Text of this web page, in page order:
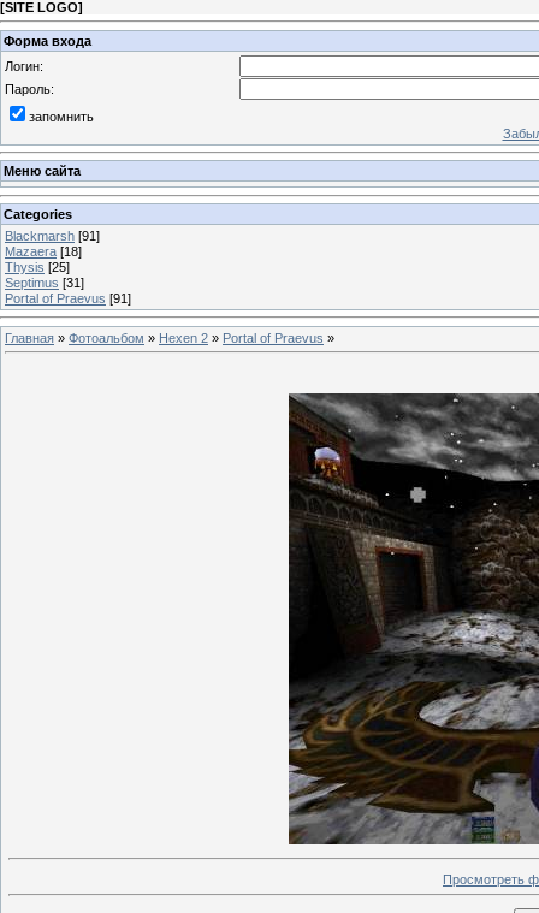
[SITE LOGO]
Форма входа
Логин:
Пароль:
запомнить
Меню сайта
Categories
Blackmarsh [91]
Mazaera [18]
Thysis [25]
Septimus [31]
Portal of Praevus [91]
Главная » Фотоальбом » Hexen 2 » Portal of Praevus »
Просмотреть